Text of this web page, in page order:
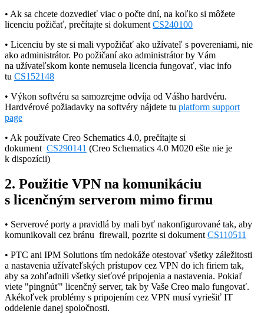
• Ak sa chcete dozvedieť viac o počte dní, na koľko si môžete
licenciu požičať, prečítajte si dokument CS240100
• Licenciu by ste si mali vypožičať ako užívateľ s povereniami, nie
ako administrátor. Po požičaní ako administrátor by Vám
na užívateľskom konte nemusela licencia fungovať, viac info
tu CS152148
• Výkon softvéru sa samozrejme odvíja od Vášho hardvéru.
Hardvérové požiadavky na softvéry nájdete tu platform support
page
• Ak používate Creo Schematics 4.0, prečítajte si
dokument CS290141 (Creo Schematics 4.0 M020 ešte nie je
k dispozícii)
2. Použitie VPN na komunikáciu
s licenčným serverom mimo firmu
• Serverové porty a pravidlá by mali byť nakonfigurované tak, aby
komunikovali cez bránu firewall, pozrite si dokumentCS110511
• PTC ani IPM Solutions tím nedokáže otestovať všetky záležitosti
a nastavenia užívateľských prístupov cez VPN do ich firiem tak,
aby sa zohľadnili všetky sieťové pripojenia a nastavenia. Pokiaľ
viete "pingnúť" licenčný server, tak by Vaše Creo malo fungovať.
Akékoľvek problémy s pripojením cez VPN musí vyriešiť IT
oddelenie danej spoločnosti.